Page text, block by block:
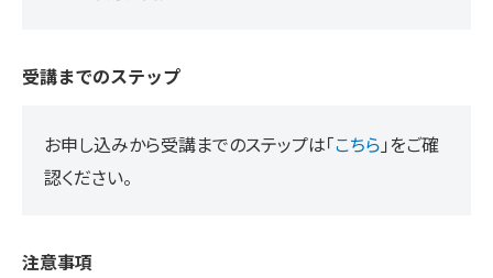
受講までのステップ
お申し込みから受講までのステップは「こちら 」をご確
認ください。
注意事項